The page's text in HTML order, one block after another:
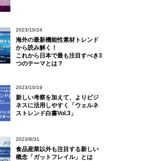
2023/10/24
海外の最新機能性素材トレンド
から読み解く！
これから日本で最も注目すべき3
つのテーマとは？
2023/10/19
新しい考察を加えて、よりビジ
ネスに活用しやすく「ウェルネ
ストレンド白書Vol.3」
2023/8/31
食品産業以外も注目する新しい
概念「ガットフレイル」とは